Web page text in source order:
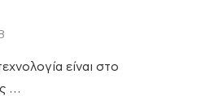
είναι στο
…